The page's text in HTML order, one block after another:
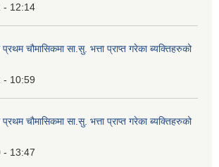
- 12:14
चौमासिकमा सा.सु. भत्ता प्राप्त गरेका ब्यक्तिहरुको
- 10:59
चौमासिकमा सा.सु. भत्ता प्राप्त गरेका ब्यक्तिहरुको
- 13:47